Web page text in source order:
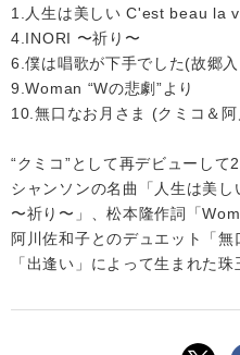
1.人生は美しい C'est beau la
4.INORI 〜祈り〜
6.僕は唱歌が下手でした(故郷
9.Woman “Wの悲劇”より
10.無口なお月さま (クミコ＆
“クミコ”として再デビューして
シャンソンの名曲「人生は美
〜祈り〜」、松本隆作詞「
阿川佐和子とのデュエット「
「出逢い」によって生まれた珠